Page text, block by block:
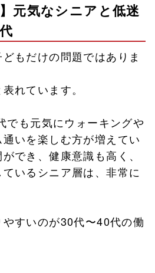
元気なシニアと低迷
もだけの問題ではありま
れています。
でも元気にウォーキングや
いを楽しむ方が増えてい
でき、健康意識も高く、
いるシニア層は、非常に
すいのが30代〜40代の働